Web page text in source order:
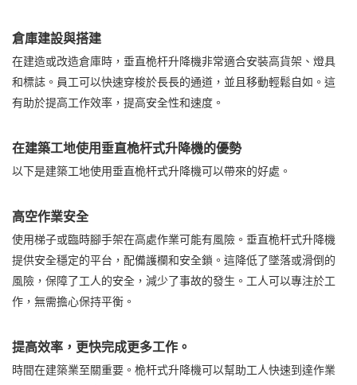
倉庫建設與搭建
在建造或改造倉庫時，垂直桅杆升降機非常適合安裝高貨架、燈具
和標誌。員工可以快速穿梭於長長的通道，並且移動輕鬆自如。這
有助於提高工作效率，提高安全性和速度。
在建築工地使用垂直桅杆式升降機的優勢
以下是建築工地使用垂直桅杆式升降機可以帶來的好處。
高空作業安全
使用梯子或臨時腳手架在高處作業可能有風險。垂直桅杆式升降機
提供安全穩定的平台，配備護欄和安全鎖。這降低了墜落或滑倒的
風險，保障了工人的安全，減少了事故的發生。工人可以專注於工
作，無需擔心保持平衡。
提高效率，更快完成更多工作。
時間在建築業至關重要。桅杆式升降機可以幫助工人快速到達作業